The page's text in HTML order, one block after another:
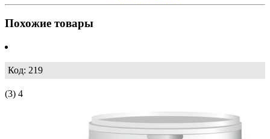
Похожие товары
Код: 219
(3) 4